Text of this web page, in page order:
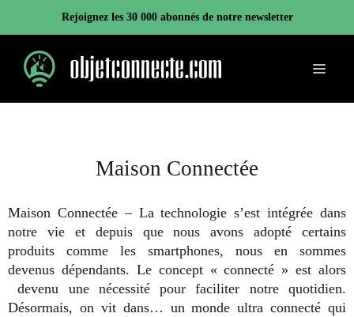
contenu
Rejoignez les 30 000 abonnés de notre newsletter
Menu
Maison Connectée
Maison Connectée – La technologie s’est intégrée dans
notre vie et depuis que nous avons adopté certains
produits comme les smartphones, nous en sommes
devenus dépendants. Le concept « connecté » est alors
devenu une nécessité pour faciliter notre quotidien.
Désormais, on vit dans… un monde ultra connecté qui